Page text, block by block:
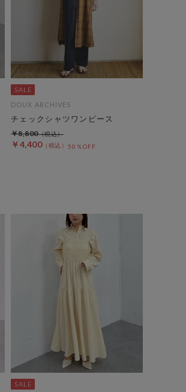
DOUX ARCHIVES
チェックシャツワンピース
￥4,400 50％OFF
￥8,800